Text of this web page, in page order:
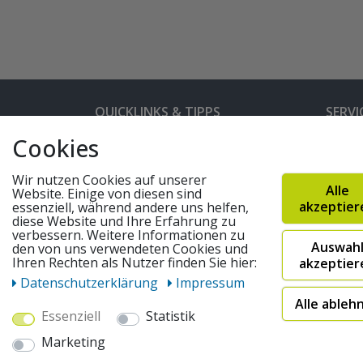
QUICKLINKS & TIPPS
Partnerprogramm
Marken
FAQ
© 2026 pentagonsports.de
Cookies
Wir nutzen Cookies auf unserer
Website. Einige von diesen sind
essenziell, während andere uns helfen,
diese Website und Ihre Erfahrung zu
verbessern. Weitere Informationen zu
den von uns verwendeten Cookies und
Ihren Rechten als Nutzer finden Sie hier:
Daten­schutz­erklärung
Impressum
Essenziell
Statistik
Marketing
Alle
Auswahl
Alle